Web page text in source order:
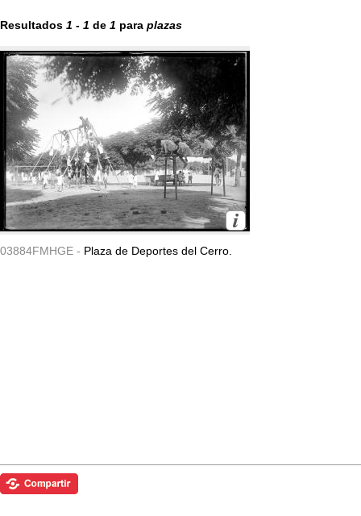
Resultados 1 - 1 de 1 para plazas
03884FMHGE - Plaza de Deportes del Cerro.